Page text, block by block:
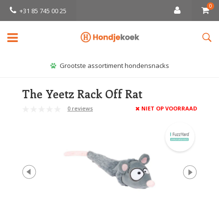
+31 85 745 00 25
0
Grootste assortiment hondensnacks
The Yeetz Rack Off Rat
0 reviews NIET OP VOORRAAD